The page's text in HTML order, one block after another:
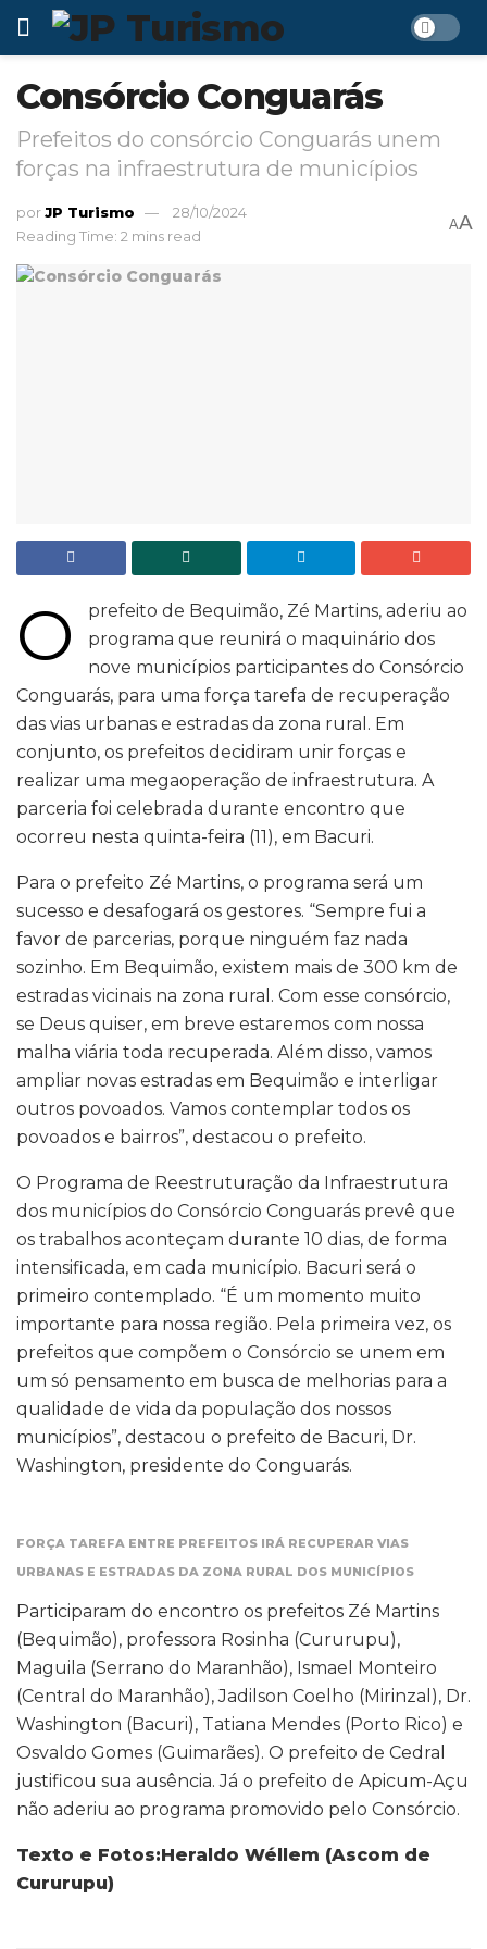
Consórcio Conguarás
Prefeitos do consórcio Conguarás unem
forças na infraestrutura de municípios
porJP Turismo
28/10/2024
Reading Time: 2 mins read
AA
O
prefeito de Bequimão, Zé Martins, aderiu ao
programa que reunirá o maquinário dos
nove municípios participantes do Consórcio
Conguarás, para uma força tarefa de recuperação
das vias urbanas e estradas da zona rural. Em
conjunto, os prefeitos decidiram unir forças e
realizar uma megaoperação de infraestrutura. A
parceria foi celebrada durante encontro que
ocorreu nesta quinta-feira (11), em Bacuri.
Para o prefeito Zé Martins, o programa será um
sucesso e desafogará os gestores. “Sempre fui a
favor de parcerias, porque ninguém faz nada
sozinho. Em Bequimão, existem mais de 300 km de
estradas vicinais na zona rural. Com esse consórcio,
se Deus quiser, em breve estaremos com nossa
malha viária toda recuperada. Além disso, vamos
ampliar novas estradas em Bequimão e interligar
outros povoados. Vamos contemplar todos os
povoados e bairros”, destacou o prefeito.
O Programa de Reestruturação da Infraestrutura
dos municípios do Consórcio Conguarás prevê que
os trabalhos aconteçam durante 10 dias, de forma
intensificada, em cada município. Bacuri será o
primeiro contemplado. “É um momento muito
importante para nossa região. Pela primeira vez, os
prefeitos que compõem o Consórcio se unem em
um só pensamento em busca de melhorias para a
qualidade de vida da população dos nossos
municípios”, destacou o prefeito de Bacuri, Dr.
Washington, presidente do Conguarás.
FORÇA TAREFA ENTRE PREFEITOS IRÁ RECUPERAR VIAS
URBANAS E ESTRADAS DA ZONA RURAL DOS MUNICÍPIOS
Participaram do encontro os prefeitos Zé Martins
(Bequimão), professora Rosinha (Cururupu),
Maguila (Serrano do Maranhão), Ismael Monteiro
(Central do Maranhão), Jadilson Coelho (Mirinzal), Dr.
Washington (Bacuri), Tatiana Mendes (Porto Rico) e
Osvaldo Gomes (Guimarães). O prefeito de Cedral
justificou sua ausência. Já o prefeito de Apicum-Açu
não aderiu ao programa promovido pelo Consórcio.
Texto e Fotos:Heraldo Wéllem (Ascom de
Cururupu)